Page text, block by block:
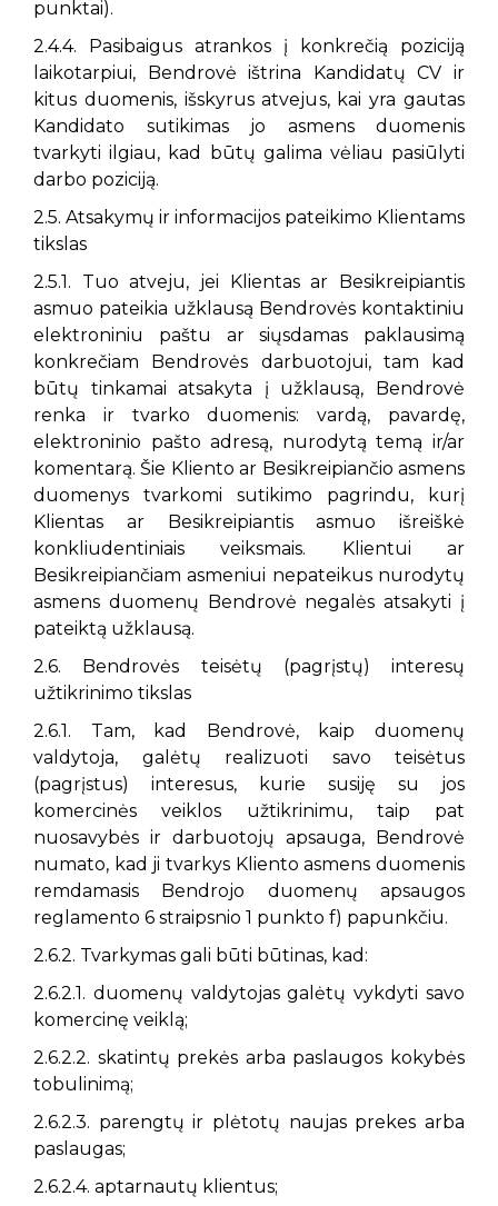
punktai).
2.4.4. Pasibaigus atrankos į konkrečią poziciją
laikotarpiui, Bendrovė ištrina Kandidatų CV ir
kitus duomenis, išskyrus atvejus, kai yra gautas
Kandidato sutikimas jo asmens duomenis
tvarkyti ilgiau, kad būtų galima vėliau pasiūlyti
darbo poziciją.
2.5. Atsakymų ir informacijos pateikimo Klientams
tikslas
2.5.1. Tuo atveju, jei Klientas ar Besikreipiantis
asmuo pateikia užklausą Bendrovės kontaktiniu
elektroniniu paštu ar siųsdamas paklausimą
konkrečiam Bendrovės darbuotojui, tam kad
būtų tinkamai atsakyta į užklausą, Bendrovė
renka ir tvarko duomenis: vardą, pavardę,
elektroninio pašto adresą, nurodytą temą ir/ar
komentarą. Šie Kliento ar Besikreipiančio asmens
duomenys tvarkomi sutikimo pagrindu, kurį
Klientas ar Besikreipiantis asmuo išreiškė
konkliudentiniais veiksmais. Klientui ar
Besikreipiančiam asmeniui nepateikus nurodytų
asmens duomenų Bendrovė negalės atsakyti į
pateiktą užklausą.
2.6. Bendrovės teisėtų (pagrįstų) interesų
užtikrinimo tikslas
2.6.1. Tam, kad Bendrovė, kaip duomenų
valdytoja, galėtų realizuoti savo teisėtus
(pagrįstus) interesus, kurie susiję su jos
komercinės veiklos užtikrinimu, taip pat
nuosavybės ir darbuotojų apsauga, Bendrovė
numato, kad ji tvarkys Kliento asmens duomenis
remdamasis Bendrojo duomenų apsaugos
reglamento 6 straipsnio 1 punkto f) papunkčiu.
2.6.2. Tvarkymas gali būti būtinas, kad:
2.6.2.1. duomenų valdytojas galėtų vykdyti savo
komercinę veiklą;
2.6.2.2. skatintų prekės arba paslaugos kokybės
tobulinimą;
2.6.2.3. parengtų ir plėtotų naujas prekes arba
paslaugas;
2.6.2.4. aptarnautų klientus;